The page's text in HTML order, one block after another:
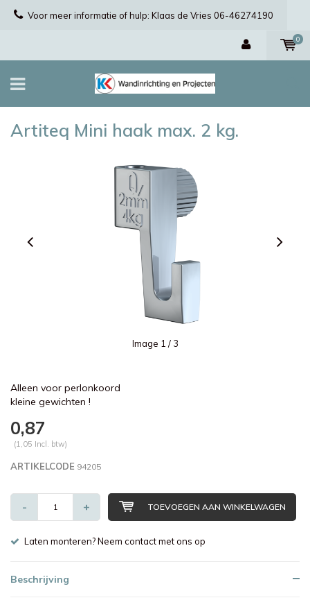
Voor meer informatie of hulp: Klaas de Vries 06-46274190
0
Artiteq Mini haak max. 2 kg.
Image 1 / 3
Alleen voor perlonkoord
kleine gewichten !
0,87
(1,05 Incl. btw)
ARTIKELCODE 94205
- + TOEVOEGEN AAN WINKELWAGEN
Laten monteren? Neem contact met ons op
Beschrijving